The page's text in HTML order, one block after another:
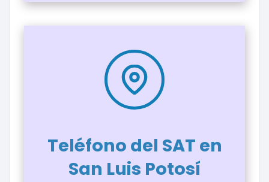
Teléfono del SAT en
San Luis Potosí